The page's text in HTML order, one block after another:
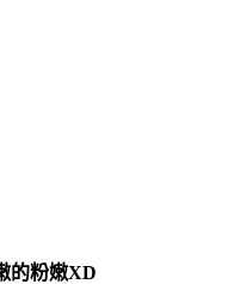
的粉嫩XD